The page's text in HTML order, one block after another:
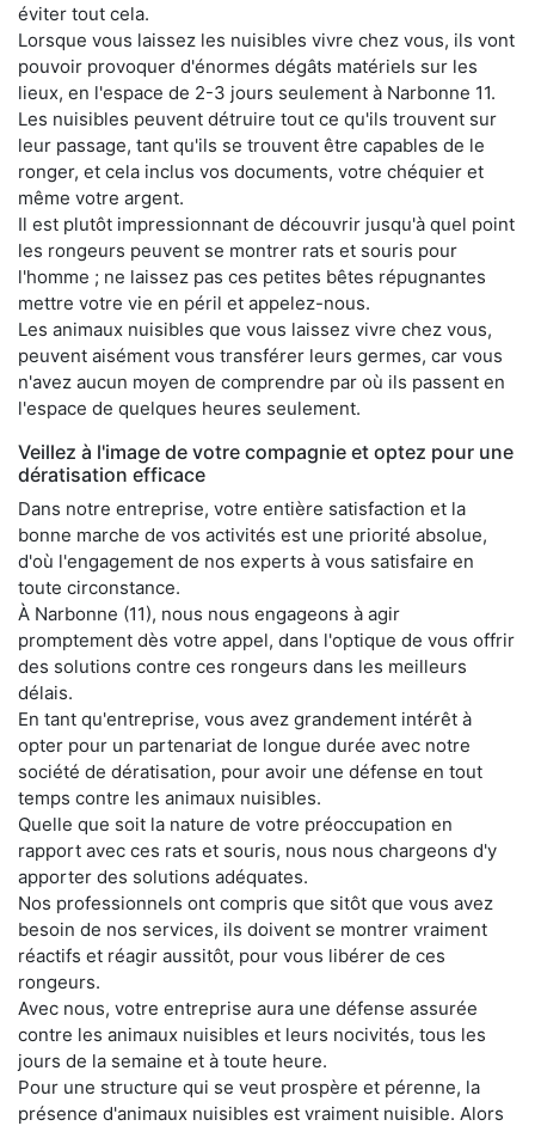
éviter tout cela.
Lorsque vous laissez les nuisibles vivre chez vous, ils vont
pouvoir provoquer d'énormes dégâts matériels sur les
lieux, en l'espace de 2-3 jours seulement à Narbonne 11.
Les nuisibles peuvent détruire tout ce qu'ils trouvent sur
leur passage, tant qu'ils se trouvent être capables de le
ronger, et cela inclus vos documents, votre chéquier et
même votre argent.
Il est plutôt impressionnant de découvrir jusqu'à quel point
les rongeurs peuvent se montrer rats et souris pour
l'homme ; ne laissez pas ces petites bêtes répugnantes
mettre votre vie en péril et appelez-nous.
Les animaux nuisibles que vous laissez vivre chez vous,
peuvent aisément vous transférer leurs germes, car vous
n'avez aucun moyen de comprendre par où ils passent en
l'espace de quelques heures seulement.
Veillez à l'image de votre compagnie et optez pour une
dératisation efficace
Dans notre entreprise, votre entière satisfaction et la
bonne marche de vos activités est une priorité absolue,
d'où l'engagement de nos experts à vous satisfaire en
toute circonstance.
À Narbonne (11), nous nous engageons à agir
promptement dès votre appel, dans l'optique de vous offrir
des solutions contre ces rongeurs dans les meilleurs
délais.
En tant qu'entreprise, vous avez grandement intérêt à
opter pour un partenariat de longue durée avec notre
société de dératisation, pour avoir une défense en tout
temps contre les animaux nuisibles.
Quelle que soit la nature de votre préoccupation en
rapport avec ces rats et souris, nous nous chargeons d'y
apporter des solutions adéquates.
Nos professionnels ont compris que sitôt que vous avez
besoin de nos services, ils doivent se montrer vraiment
réactifs et réagir aussitôt, pour vous libérer de ces
rongeurs.
Avec nous, votre entreprise aura une défense assurée
contre les animaux nuisibles et leurs nocivités, tous les
jours de la semaine et à toute heure.
Pour une structure qui se veut prospère et pérenne, la
présence d'animaux nuisibles est vraiment nuisible. Alors